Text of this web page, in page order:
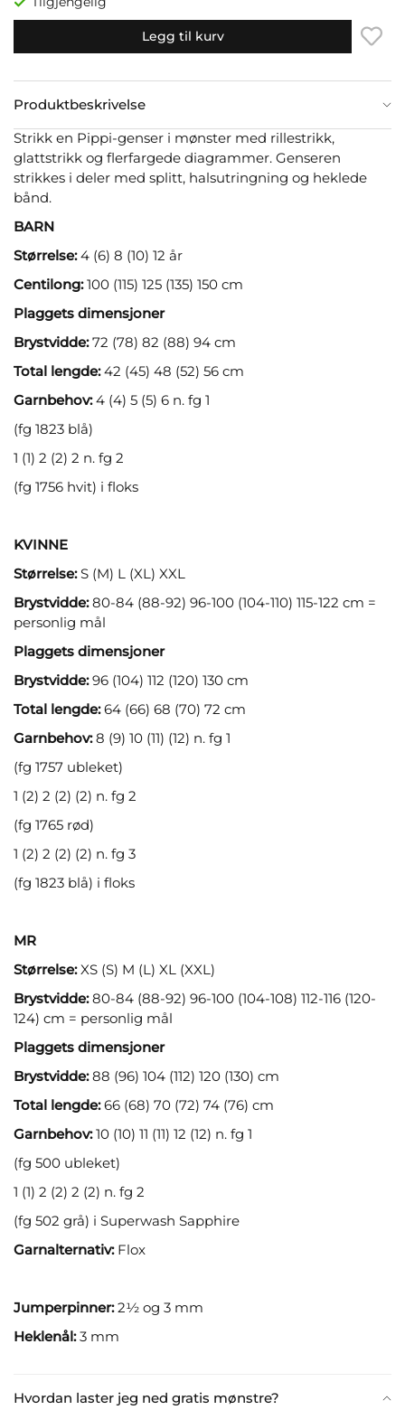
Legg til kurv
Produktbeskrivelse
Hvordan laster jeg ned gratis mønstre?
Strikk en Pippi-genser i mønster med rillestrikk,
glattstrikk og flerfargede diagrammer. Genseren
strikkes i deler med splitt, halsutringning og heklede
bånd.
BARN
Størrelse:4 (6) 8 (10) 12 år
Centilong:100 (115) 125 (135) 150 cm
Plaggets dimensjoner
Brystvidde:72 (78) 82 (88) 94 cm
Total lengde:42 (45) 48 (52) 56 cm
Garnbehov:4 (4) 5 (5) 6 n. fg 1
(fg 1823 blå)
1 (1) 2 (2) 2 n. fg 2
(fg 1756 hvit) i floks
KVINNE
Størrelse:S (M) L (XL) XXL
Brystvidde:80-84 (88-92) 96-100 (104-110) 115-122 cm =
personlig mål
Plaggets dimensjoner
Brystvidde:96 (104) 112 (120) 130 cm
Total lengde:64 (66) 68 (70) 72 cm
Garnbehov:8 (9) 10 (11) (12) n. fg 1
(fg 1757 ubleket)
1 (2) 2 (2) (2) n. fg 2
(fg 1765 rød)
1 (2) 2 (2) (2) n. fg 3
(fg 1823 blå) i floks
MR
Størrelse:XS (S) M (L) XL (XXL)
Brystvidde:80-84 (88-92) 96-100 (104-108) 112-116 (120-
124) cm = personlig mål
Plaggets dimensjoner
Brystvidde:88 (96) 104 (112) 120 (130) cm
Total lengde:66 (68) 70 (72) 74 (76) cm
Garnbehov:10 (10) 11 (11) 12 (12) n. fg 1
(fg 500 ubleket)
1 (1) 2 (2) 2 (2) n. fg 2
(fg 502 grå) i Superwash Sapphire
Garnalternativ:Flox
Jumperpinner:2½ og 3 mm
Heklenål:3 mm